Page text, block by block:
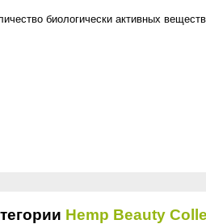
биологически активных
Hemp Beauty